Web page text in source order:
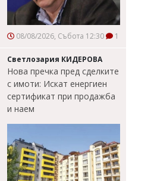
08/08/2026, Събота 12:30 1
Светлозария КИДЕРОВА
Нова пречка пред сделките
с имоти: Искат енергиен
сертификат при продажба
и наем